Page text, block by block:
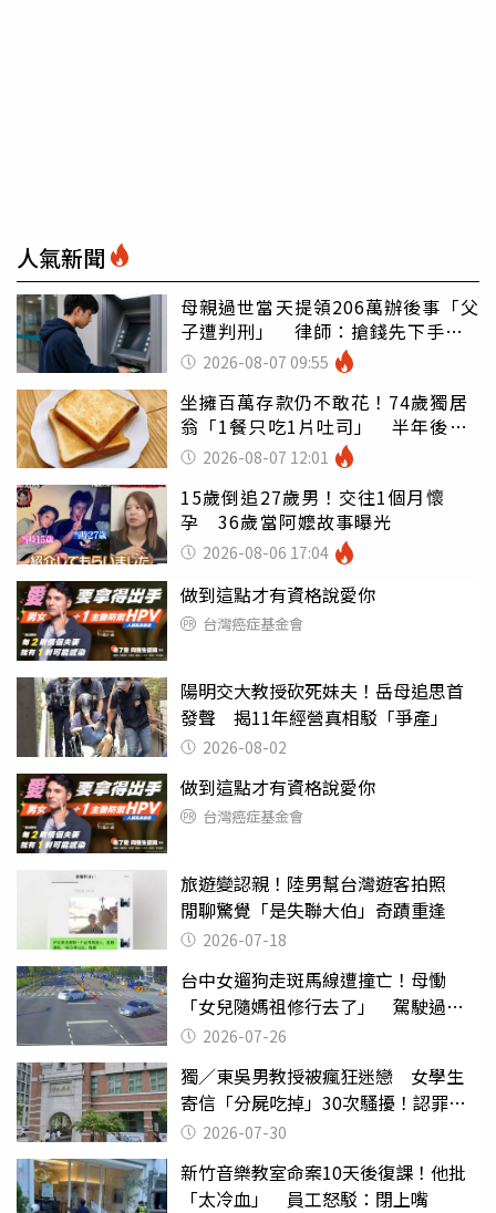
人氣新聞
母親過世當天提領206萬辦後事「父
子遭判刑」 律師：搶錢先下手是
罪 2026-08-07 09:55
坐擁百萬存款仍不敢花！74歲獨居
翁「1餐只吃1片吐司」 半年後暴
瘦嚇壞女兒
2026-08-07 12:01
15歲倒追27歲男！交往1個月懷
孕 36歲當阿嬤故事曝光
2026-08-06 17:04
做到這點才有資格說愛你
台灣癌症基金會
陽明交大教授砍死妹夫！岳母追思首
發聲 揭11年經營真相駁「爭產」
2026-08-02
做到這點才有資格說愛你
台灣癌症基金會
旅遊變認親！陸男幫台灣遊客拍照
閒聊驚覺「是失聯大伯」奇蹟重逢
2026-07-18
台中女遛狗走斑馬線遭撞亡！母慟
「女兒隨媽祖修行去了」 駕駛過失
致死判9月
2026-07-26
獨／東吳男教授被瘋狂迷戀 女學生
寄信「分屍吃掉」30次騷擾！認罪免
關 2026-07-30
新竹音樂教室命案10天後復課！他批
「太冷血」 員工怒駁：閉上嘴